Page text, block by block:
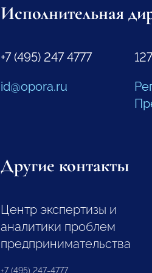
Исполнительная
+7 (495) 247 4777
id@opora.ru
Другие контакты
Центр экспертизы и
аналитики проблем
предпринимательства
+7 (495) 247-4777